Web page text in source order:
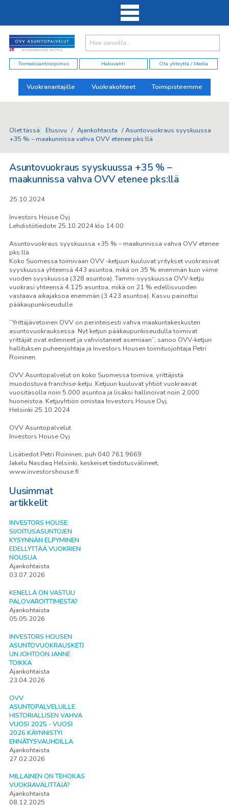
Toimeksiantosopimus Hakuvahti Ota yhteyttä / Media
Vuokranantajille Vuokrakohteet Toimipisteemme
Olet tässä: Etusivu / Ajankohtaista /Asuntovuokraus syyskuussa
+35 % – maakunnissa vahva OVV etenee pks:llä
Asuntovuokraus syyskuussa +35 % –
maakunnissa vahva OVV etenee pks:llä
25.10.2024
Investors House Oyj
Lehdistötiedote 25.10.2024 klo 14.00
Asuntovuokraus syyskuussa +35 % – maakunnissa vahva OVV etenee
pks:llä
Koko Suomessa toimivaan OVV -ketjuun kuuluvat yritykset vuokrasivat
syyskuussa yhteensä 443 asuntoa, mikä on 35 % enemmän kuin viime
vuoden syyskuussa (328 asuntoa). Tammi-syyskuussa OVV-ketju
vuokrasi yhteensä 4.125 asuntoa, mikä on 21 % edellisvuoden
vastaava aikajaksoa enemmän (3.423 asuntoa). Kasvu painottui
pääkaupunkiseudulle.
’’Yrittäjävetoinen OVV on perinteisesti vahva maakuntakeskusten
asuntovuokrauksessa. Nyt ketjun pääkaupunkiseudulla toimivat
yrittäjät ovat edenneet ja vahvistaneet asemiaan’’, sanoo OVV-ketjun
hallituksen puheenjohtaja ja Investors Housen toimitusjohtaja Petri
Roininen.
OVV Asuntopalvelut on koko Suomessa toimiva, yrittäjistä
muodostuva franchise-ketju. Ketjuun kuuluvat yhtiöt vuokraavat
vuositasolla noin 5.000 asuntoa ja lisäksi hallinoivat noin 2.000
huoneistoa. Ketjuyhtiön omistaa Investors House Oyj.
Helsinki 25.10.2024
OVV Asuntopalvelut
Investors House Oyj
Lisätiedot Petri Roininen, puh 040 761 9669
Jakelu Nasdaq Helsinki, keskeiset tiedotusvälineet,
www.investorshouse.fi
Uusimmat
artikkelit
INVESTORS HOUSE:
SIJOITUSASUNTOJEN
KYSYNNÄN ELPYMINEN
EDELLYTTÄÄ VUOKRIEN
NOUSUA
Ajankohtaista
03.07.2026
KENELLÄ ON VASTUU
PALOVAROITTIMESTA?
Ajankohtaista
05.05.2026
INVESTORS HOUSEN
ASUNTOVUOKRAUSKETJ
UN JOHTOON JANNE
TOIKKA
Ajankohtaista
23.04.2026
OVV
ASUNTOPALVELUILLE
HISTORIALLISEN VAHVA
VUOSI 2025 - VUOSI
2026 KÄYNNISTYI
ENNÄTYSVAUHDILLA
Ajankohtaista
27.02.2026
MILLAINEN ON TEHOKAS
VUOKRAVÄLITTÄJÄ?
Ajankohtaista
08.12.2025